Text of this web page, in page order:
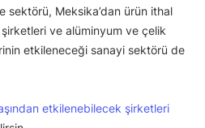
sektörü, Meksika’dan ürün ithal
ve alüminyum ve çelik
etkileneceği sanayi sektörü de
etkilenebilecek şirketleri